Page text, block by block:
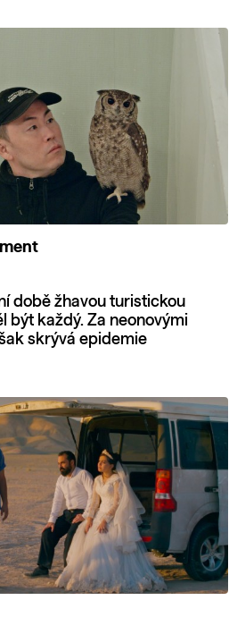
době žhavou turistickou
být každý. Za neonovými
skrývá epidemie